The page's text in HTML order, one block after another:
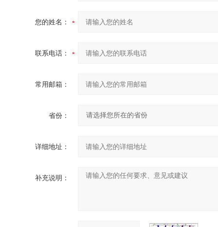
您的姓名：
联系电话：
常用邮箱：
省份：
详细地址：
补充说明：